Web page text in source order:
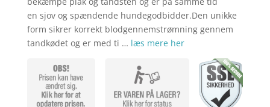
en sjov og spændende hundegodbidder.Den unikke
form sikrer korrekt blodgennemstrømning gennem
tandkødet og er med ti … læs mere her